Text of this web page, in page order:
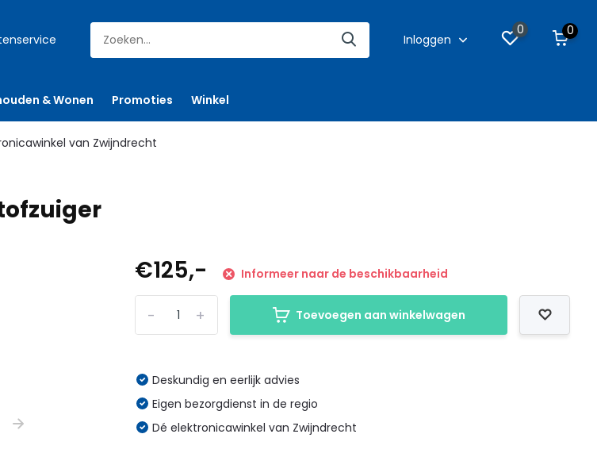
Inloggen
0 0
& Wonen Promoties Winkel
van Zwijndrecht
€125,- Informeer naar de beschikbaarheid
+
- Toevoegen aan winkelwagen
Deskundig en eerlijk advies
Eigen bezorgdienst in de regio
Dé elektronicawinkel van Zwijndrecht